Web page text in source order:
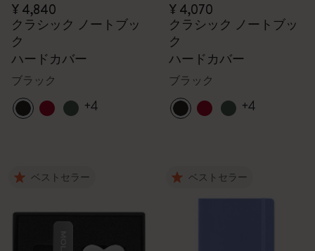
¥ 4,840
クラシック ノートブッ
ク
ハードカバー
ブラック
+4
¥ 4,070
クラシック ノートブッ
ク
ハードカバー
ブラック
+4
ベストセラー ベストセラー